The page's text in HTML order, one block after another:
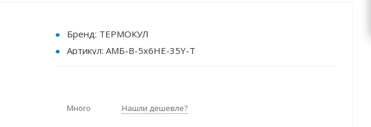
Бренд: ТЕРМОКУЛ
Артикул: АМБ-В-5х6HE-35Y-Т
Индикатор влажности: да / нет
Много Нашли дешевле?